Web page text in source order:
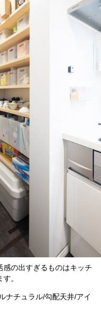
の出すぎるものはキッチ
。
ナチュラル/勾配天井/アイ